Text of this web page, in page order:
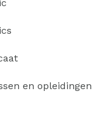
en opleidingen